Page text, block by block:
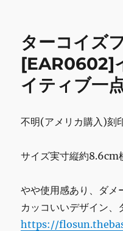
ターコイズ
[EAR0602]
イティブ一
不明(アメリカ購入)刻
サイズ実寸縦約8.6cm
やや使用感あり、ダメ
カッコいいデザイン
https://